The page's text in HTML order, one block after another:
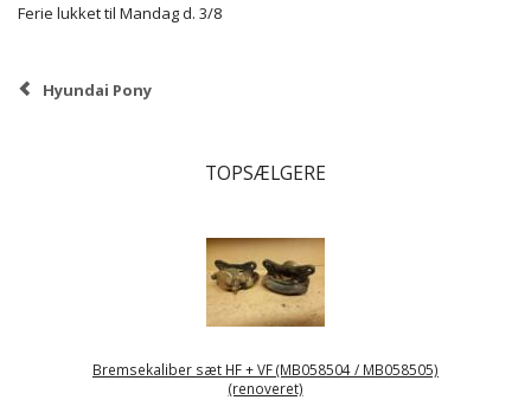
Ferie lukket til Mandag d. 3/8
Hyundai Pony
TOPSÆLGERE
Bremsekaliber sæt HF + VF (MB058504 / MB058505)
(renoveret)